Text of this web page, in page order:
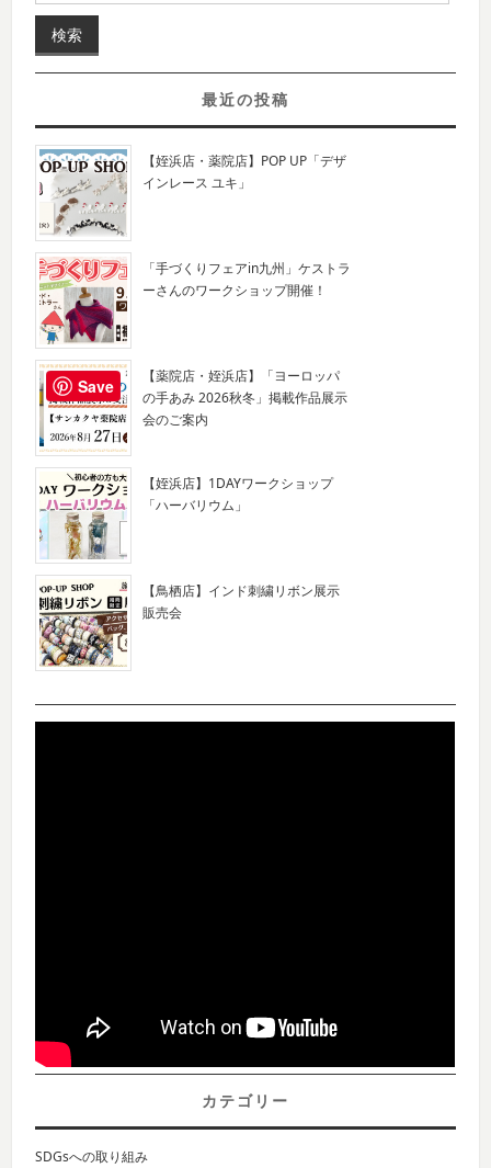
最近の投稿
【姪浜店・薬院店】POP UP「デザ
インレース ユキ」
「手づくりフェアin九州」ケストラ
ーさんのワークショップ開催！
【薬院店・姪浜店】「ヨーロッパ
の手あみ 2026秋冬」掲載作品展示
会のご案内
【姪浜店】1DAYワークショップ
「ハーバリウム」
【鳥栖店】インド刺繍リボン展示
販売会
カテゴリー
SDGsへの取り組み
Save